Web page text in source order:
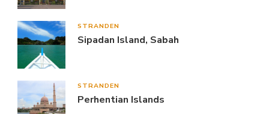
STRANDEN
Sipadan Island, Sabah
STRANDEN
Perhentian Islands